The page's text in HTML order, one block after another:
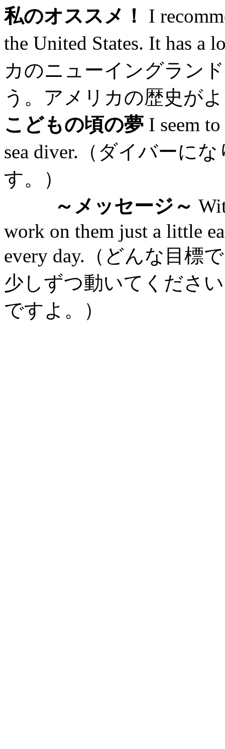
私のオススメ！
I
the United States. It has a
カのニューイングラン
う。アメリカの歴史が
こどもの頃の夢 I seem
sea diver.（ダイバーに
す。）
～メッセージ～
work on them just a little
every day.（どんな目標
少しずつ動いてくださ
ですよ。）